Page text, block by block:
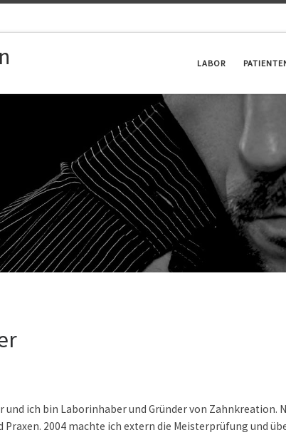
LABOR
und ich bin Laborinhaber und Gründer von
2004 machte ich extern die Meisterprüfung und